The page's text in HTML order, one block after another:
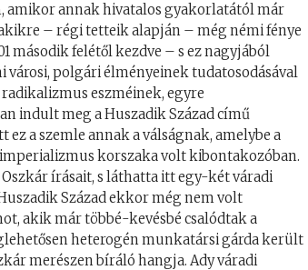
amikor annak hivatalos gyakorlatától már
– régi tetteik alapján – még némi fénye
második felétől kezdve – s ez nagyjából
városi, polgári élményeinek tudatosodásával
eszméinek, egyre
indult meg a Huszadik Század című
a szemle annak a válságnak, amelybe a
korszaka volt kibontakozóban.
írásait, s láthatta itt egy-két váradi
Század ekkor még nem volt
akik már többé-kevésbé csalódtak a
heterogén munkatársi gárda került
merészen bíráló hangja. Ady váradi